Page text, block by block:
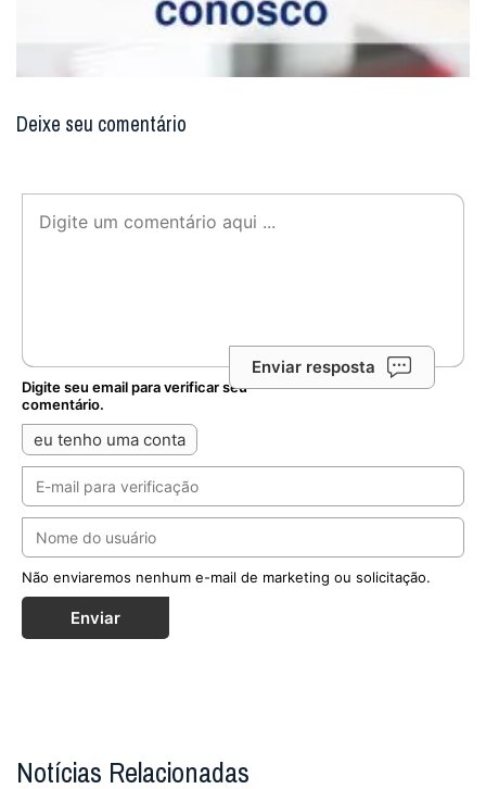
Deixe seu comentário
Enviar resposta
Digite seu email para verificar seu
comentário.
eu tenho uma conta
Não enviaremos nenhum e-mail de marketing ou solicitação.
Enviar
Notícias Relacionadas